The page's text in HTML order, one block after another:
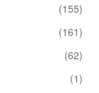
(155)
(161)
(62)
(1)